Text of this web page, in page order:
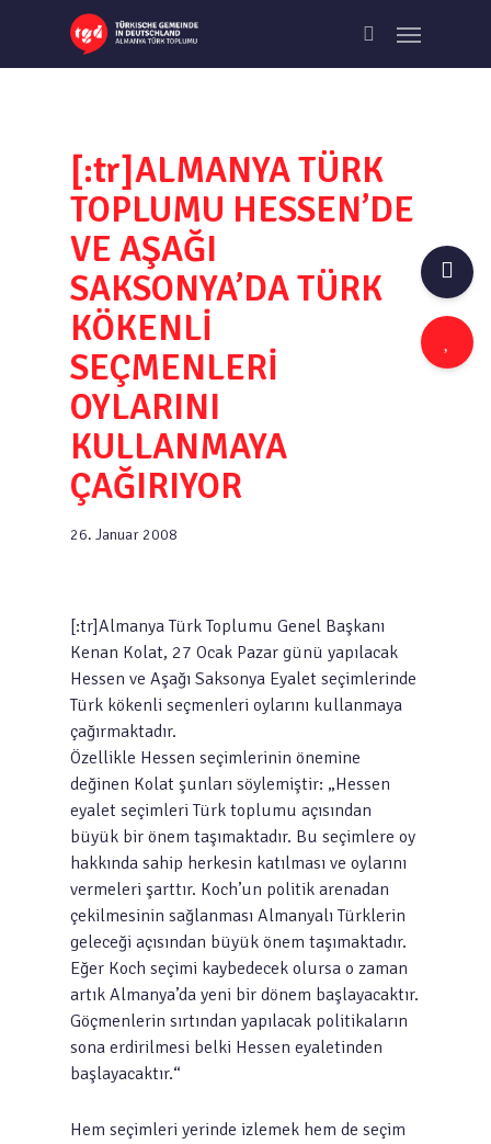
main
search
Menu
[:tr]ALMANYA TÜRK
TOPLUMU HESSEN’DE
VE AŞAĞI
SAKSONYA’DA TÜRK
KÖKENLİ
SEÇMENLERİ
OYLARINI
KULLANMAYA
ÇAĞIRIYOR
26. Januar 2008
[:tr]Almanya Türk Toplumu Genel Başkanı
Kenan Kolat, 27 Ocak Pazar günü yapılacak
Hessen ve Aşağı Saksonya Eyalet seçimlerinde
Türk kökenli seçmenleri oylarını kullanmaya
çağırmaktadır.
Özellikle Hessen seçimlerinin önemine
değinen Kolat şunları söylemiştir: „Hessen
eyalet seçimleri Türk toplumu açısından
büyük bir önem taşımaktadır. Bu seçimlere oy
hakkında sahip herkesin katılması ve oylarını
vermeleri şarttır. Koch’un politik arenadan
çekilmesinin sağlanması Almanyalı Türklerin
geleceği açısından büyük önem taşımaktadır.
Eğer Koch seçimi kaybedecek olursa o zaman
artık Almanya’da yeni bir dönem başlayacaktır.
Göçmenlerin sırtından yapılacak politikaların
sona erdirilmesi belki Hessen eyaletinden
başlayacaktır.“
Hem seçimleri yerinde izlemek hem de seçim